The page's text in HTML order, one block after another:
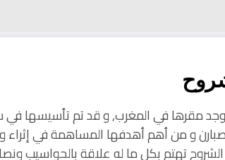
و من أهم أهدفها المساهمة في إثراء
تهتم بكل ما له علاقة بالحواسيب